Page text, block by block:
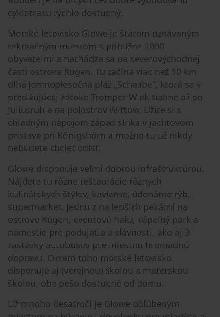
cyklotrasu rýchlo dostupný.
Morské letovisko Glowe je štátom uznávaným
rekreačným miestom s približne 1000
obyvateľmi a nachádza sa na severovýchodnej
časti ostrova Rügen. Tu začína viac než 10 km
dlhá jemnopiesočná pláž „Schaabe“, ktorá sa v
predlžujúcej zátoke Tromper Wiek tiahne až po
Juliusruh a na polostrov Wittow. Užite si s
chladným nápojom západ slnka v jachtovom
prístave pri Königshörn a možno tu už nikdy
nebudete chcieť odísť.
Glowe disponuje veľmi dobrou infraštruktúrou.
Nájdete tu rôzne reštaurácie rôznych
kulinárskych štýlov, kaviarne, údenárne rýb,
supermarket, jednu z najlepších pekární na
ostrove Rügen, eventovú halu, kúpeľný park a
námestie pre podujatia a slávnosti, ako aj 3
zastávky autobusov pre miestnu hromadnú
dopravu. Okrem toho morské letovisko
disponuje aj (verejnou) školou a materskou
školou, obe pešo dostupné od domu.
Už mnoho desaťročí je Glowe obľúbeným